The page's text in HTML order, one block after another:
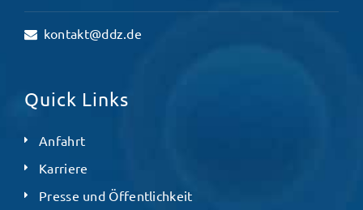
kontakt@ddz.de
Quick Links
Anfahrt
Karriere
Presse und Öffentlichkeit